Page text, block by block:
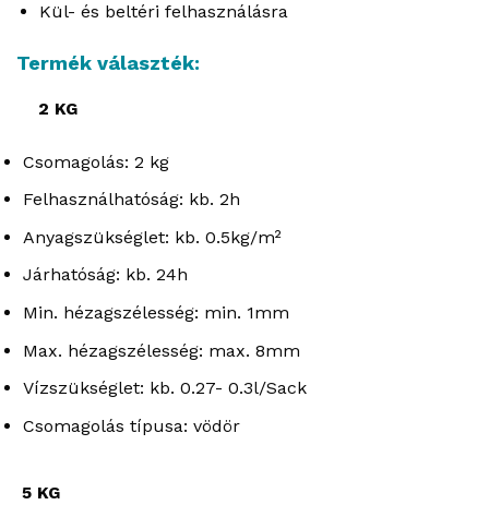
Kül- és beltéri felhasználásra
Termék választék:
2 KG
Csomagolás: 2 kg
Felhasználhatóság: kb. 2h
Anyagszükséglet: kb. 0.5kg/m²
Járhatóság: kb. 24h
Min. hézagszélesség: min. 1mm
Max. hézagszélesség: max. 8mm
Vízszükséglet: kb. 0.27- 0.3l/Sack
Csomagolás típusa: vödör
5 KG